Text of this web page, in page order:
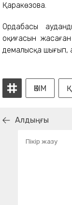
Қаракөзова.
Ордабасы
оқиғасын
демалысқа шығып,
ӘКІМ
Алдыңғы